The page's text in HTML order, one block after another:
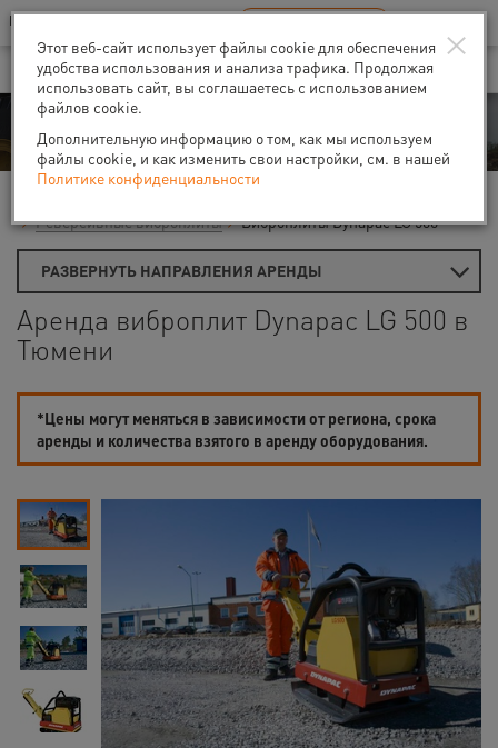
Ваш город:Тюмень
В Вашем регионе нет наших офисов RU EN
Аренда
Реверсивные виброплиты
Виброплиты Dynapac LG 500
РАЗВЕРНУТЬ НАПРАВЛЕНИЯ АРЕНДЫ
Аренда виброплит Dynapac LG 500 в
Тюмени
*Цены могут меняться в зависимости от региона, срока
аренды и количества взятого в аренду оборудования.
×
Этот веб-сайт использует файлы cookie для обеспечения
удобства использования и анализа трафика. Продолжая
использовать сайт, вы соглашаетесь с использованием
файлов cookie.
Дополнительную информацию о том, как мы используем
файлы cookie, и как изменить свои настройки, см. в нашей
Политике конфиденциальности